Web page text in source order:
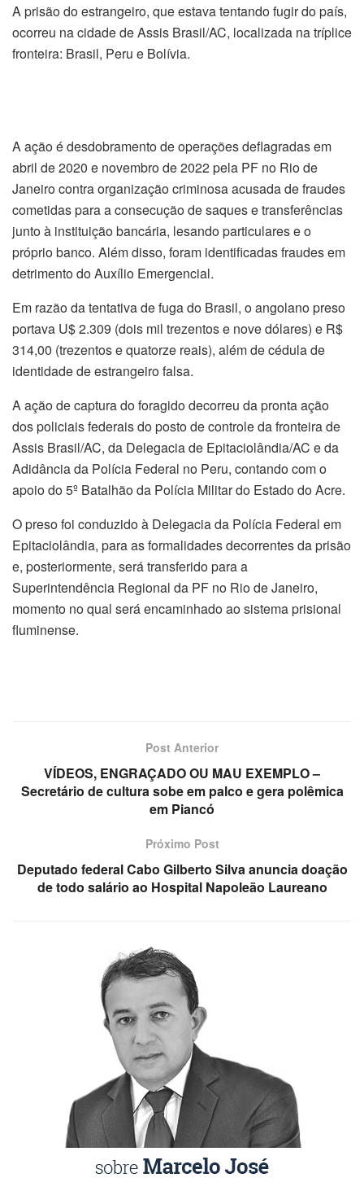
A prisão do estrangeiro, que estava tentando fugir do país,
ocorreu na cidade de Assis Brasil/AC, localizada na tríplice
fronteira: Brasil, Peru e Bolívia.
A ação é desdobramento de operações deflagradas em
abril de 2020 e novembro de 2022 pela PF no Rio de
Janeiro contra organização criminosa acusada de fraudes
cometidas para a consecução de saques e transferências
junto à instituição bancária, lesando particulares e o
próprio banco. Além disso, foram identificadas fraudes em
detrimento do Auxílio Emergencial.
Em razão da tentativa de fuga do Brasil, o angolano preso
portava U$ 2.309 (dois mil trezentos e nove dólares) e R$
314,00 (trezentos e quatorze reais), além de cédula de
identidade de estrangeiro falsa.
A ação de captura do foragido decorreu da pronta ação
dos policiais federais do posto de controle da fronteira de
Assis Brasil/AC, da Delegacia de Epitaciolândia/AC e da
Adidância da Polícia Federal no Peru, contando com o
apoio do 5º Batalhão da Polícia Militar do Estado do Acre.
O preso foi conduzido à Delegacia da Polícia Federal em
Epitaciolândia, para as formalidades decorrentes da prisão
e, posteriormente, será transferido para a
Superintendência Regional da PF no Rio de Janeiro,
momento no qual será encaminhado ao sistema prisional
fluminense.
Post Anterior
VÍDEOS, ENGRAÇADO OU MAU EXEMPLO –
Secretário de cultura sobe em palco e gera polêmica
em Piancó
Próximo Post
Deputado federal Cabo Gilberto Silva anuncia doação
de todo salário ao Hospital Napoleão Laureano